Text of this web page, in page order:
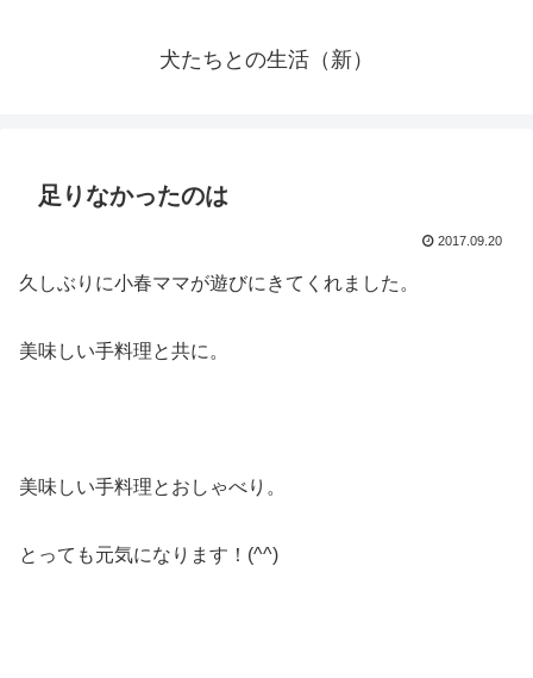
犬たちとの生活（新）
足りなかったのは
2017.09.20
久しぶりに小春ママが遊びにきてくれました。
美味しい手料理と共に。
美味しい手料理とおしゃべり。
とっても元気になります！(^^)